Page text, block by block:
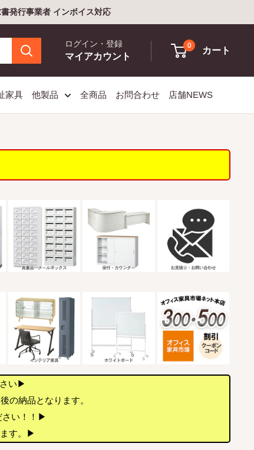
発行事業者 インボイス対応
ログイン・登録
マイアカウント
0
カート
家具 他製品 全商品 お問合わせ 店舗NEWS
い▶
の納品となります。
さい！！▶
す。▶